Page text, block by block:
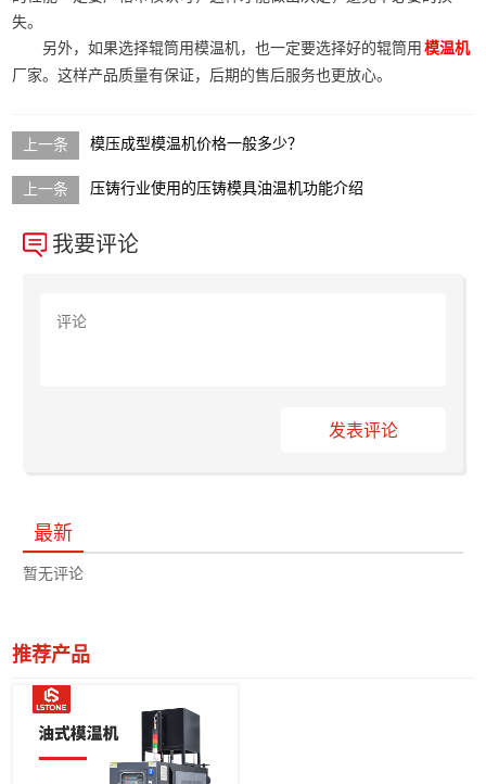
失。
另外，如果选择辊筒用模温机，也一定要选择好的辊筒用 模温机
厂家。这样产品质量有保证，后期的售后服务也更放心。
模压成型模温机价格一般多少？
压铸行业使用的压铸模具油温机功能介绍
我要评论
发表评论
最新
暂无评论
推荐产品